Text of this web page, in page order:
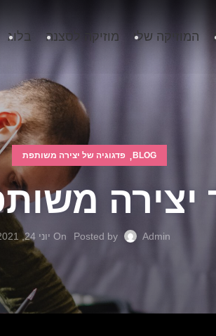
המוזיקה שלי מוזיקה לסצנה בלוג
BLOG
,פדגוגיה של יצירה משותפת
Posted by Admin On יוני 24, 2021